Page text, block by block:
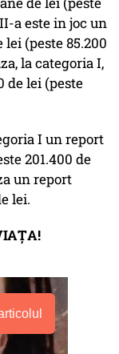
a este in joc un
(peste 85.200
la categoria I,
de lei (peste
I un report
201.400 de
un report
lei.